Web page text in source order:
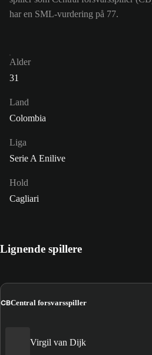
har en SML-vurdering på 77.
Alder
31
Land
Colombia
Liga
Serie A Enilive
Hold
Cagliari
Lignende spillere
CBCentral forsvarsspiller
Virgil van Dijk